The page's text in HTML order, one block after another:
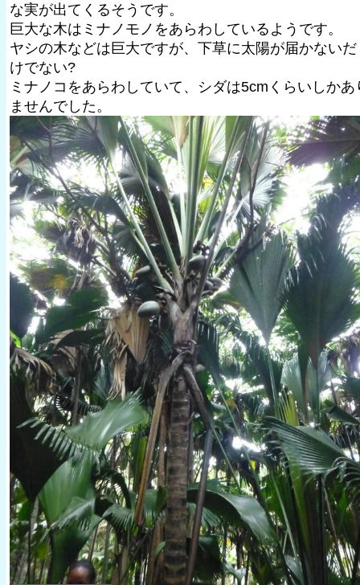
な実が出てくるそうです。
巨大な木はミナノモノをあらわしているようです。
ヤシの木などは巨大ですが、下草に太陽が届かないだ
けでない?
ミナノコをあらわしていて、シダは5cmくらいしかあ
ませんでした。